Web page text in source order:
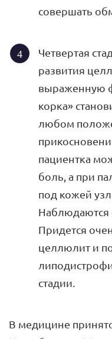
совершать
Четвертая
развития
выраженную
корка»
любом
пациентка
боль, а при
под кожей
Придется
целлюлит и
стадии.
В медицине